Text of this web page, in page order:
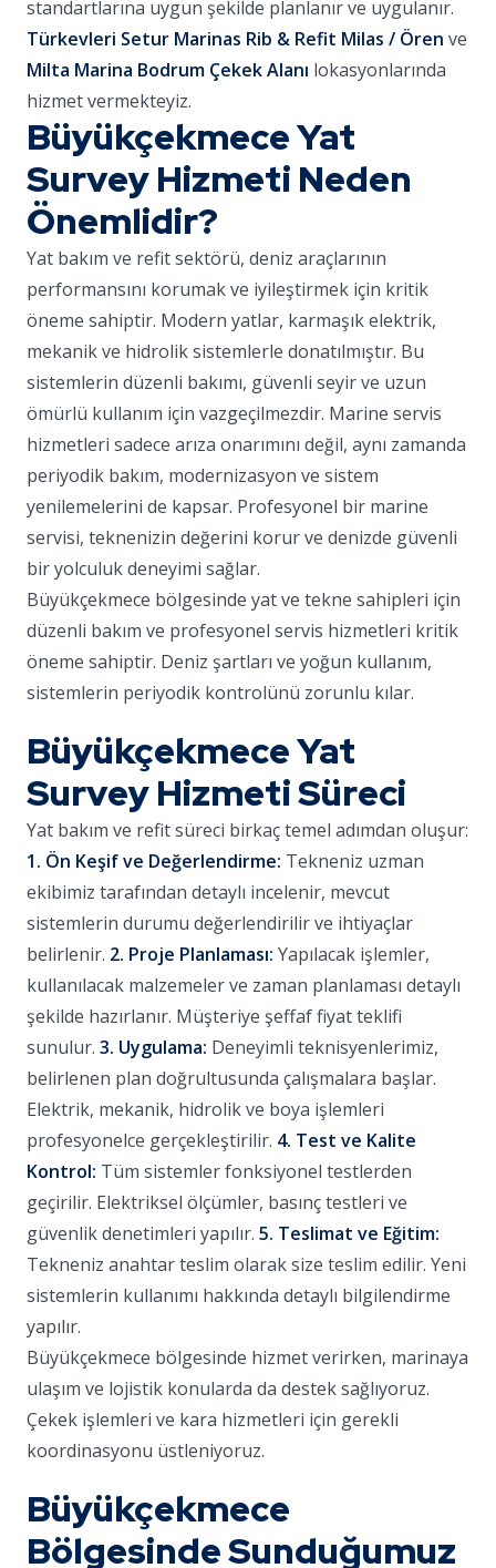
standartlarına uygun şekilde planlanır ve uygulanır.
Türkevleri Setur Marinas Rib & Refit Milas / Ören ve
Milta Marina Bodrum Çekek Alanı lokasyonlarında
hizmet vermekteyiz.
Büyükçekmece Yat
Survey Hizmeti Neden
Önemlidir?
Yat bakım ve refit sektörü, deniz araçlarının
performansını korumak ve iyileştirmek için kritik
öneme sahiptir. Modern yatlar, karmaşık elektrik,
mekanik ve hidrolik sistemlerle donatılmıştır. Bu
sistemlerin düzenli bakımı, güvenli seyir ve uzun
ömürlü kullanım için vazgeçilmezdir. Marine servis
hizmetleri sadece arıza onarımını değil, aynı zamanda
periyodik bakım, modernizasyon ve sistem
yenilemelerini de kapsar. Profesyonel bir marine
servisi, teknenizin değerini korur ve denizde güvenli
bir yolculuk deneyimi sağlar.
Büyükçekmece bölgesinde yat ve tekne sahipleri için
düzenli bakım ve profesyonel servis hizmetleri kritik
öneme sahiptir. Deniz şartları ve yoğun kullanım,
sistemlerin periyodik kontrolünü zorunlu kılar.
Büyükçekmece Yat
Survey Hizmeti Süreci
Yat bakım ve refit süreci birkaç temel adımdan oluşur:
1. Ön Keşif ve Değerlendirme: Tekneniz uzman
ekibimiz tarafından detaylı incelenir, mevcut
sistemlerin durumu değerlendirilir ve ihtiyaçlar
belirlenir. 2. Proje Planlaması: Yapılacak işlemler,
kullanılacak malzemeler ve zaman planlaması detaylı
şekilde hazırlanır. Müşteriye şeffaf fiyat teklifi
sunulur. 3. Uygulama: Deneyimli teknisyenlerimiz,
belirlenen plan doğrultusunda çalışmalara başlar.
Elektrik, mekanik, hidrolik ve boya işlemleri
profesyonelce gerçekleştirilir. 4. Test ve Kalite
Kontrol: Tüm sistemler fonksiyonel testlerden
geçirilir. Elektriksel ölçümler, basınç testleri ve
güvenlik denetimleri yapılır. 5. Teslimat ve Eğitim:
Tekneniz anahtar teslim olarak size teslim edilir. Yeni
sistemlerin kullanımı hakkında detaylı bilgilendirme
yapılır.
Büyükçekmece bölgesinde hizmet verirken, marinaya
ulaşım ve lojistik konularda da destek sağlıyoruz.
Çekek işlemleri ve kara hizmetleri için gerekli
koordinasyonu üstleniyoruz.
Büyükçekmece
Bölgesinde Sunduğumuz